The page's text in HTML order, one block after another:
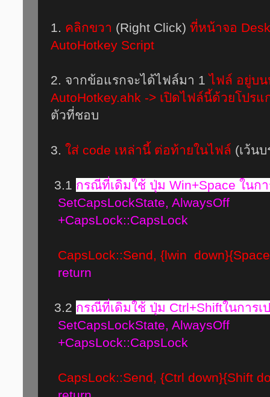
1. คลิกขวา (Right Click) ที่หน้าจอ
AutoHotkey Script
2. จากข้อแรกจะได้ไฟล์มา 1ไฟล์ อยู่บน
AutoHotkey.ahk -> เปิดไฟล์นี้ด้วยโปร
ตัวที่ชอบ
3. ใส่ code เหล่านี้ ต่อท้ายในไฟล์ (เว้น
3.1 กรณีที่เดิมใช้ ปุ่ม Win+Space ในก
SetCapsLockState, AlwaysOff
+CapsLock::CapsLock
CapsLock::Send, {lwin
return
3.2 กรณีที่เดิมใช้ ปุ่ม Ctrl+Shiftในการเ
SetCapsLockState, AlwaysOff
+CapsLock::CapsLock
CapsLock::Send, {Ctrl down}{Shift